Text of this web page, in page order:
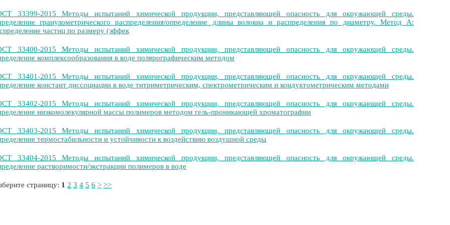
33399-2015 Методы испытаний химической продукции, представляющей опасность для окружающей среды.
гранулометрического распределения/определение длины волокна и распределения по диаметру. Метод А:
частиц по размеру (эффек
33400-2015 Методы испытаний химической продукции, представляющей опасность для окружающей среды.
комплексообразования в воде полярографическим методом
33401-2015 Методы испытаний химической продукции, представляющей опасность для окружающей среды.
констант диссоциации в воде титриметрическим, спектрометрическим и кондуктометрическим методами
33402-2015 Методы испытаний химической продукции, представляющей опасность для окружающей среды.
низкомолекулярной массы полимеров методом гель-проникающей хроматографии
33403-2015 Методы испытаний химической продукции, представляющей опасность для окружающей среды.
термостабильности и устойчивости к воздействию воздушной среды
33404-2015 Методы испытаний химической продукции, представляющей опасность для окружающей среды.
растворимости/экстракции полимеров в воде
страницу: 1 2 3 4 5 6 > >>